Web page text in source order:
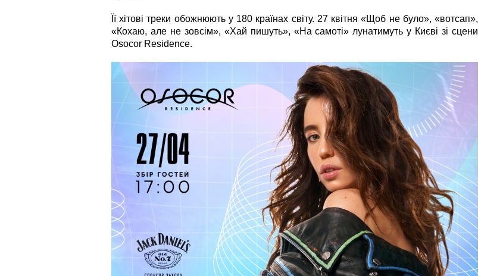
Її хітові треки обожнюють у 180 країнах світу. 27 квітня «Щоб не було», «вотсап»,
«Кохаю, але не зовсім», «Хай пишуть», «На самоті» лунатимуть у Києві зі сцени
Osocor Residence.